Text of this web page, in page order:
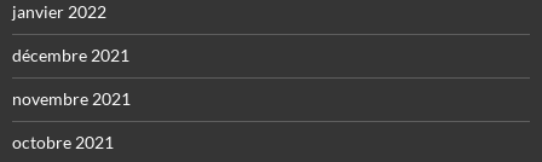
janvier 2022
décembre 2021
novembre 2021
octobre 2021